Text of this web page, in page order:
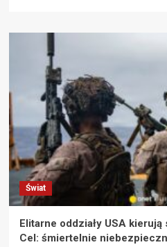
Świat
Elitarne oddziały USA
Cel: śmiertelnie